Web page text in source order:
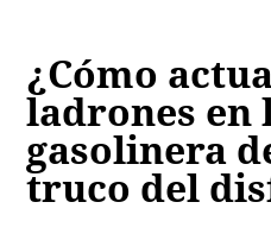
¿Cómo
ladrones en
gasolinera
truco del